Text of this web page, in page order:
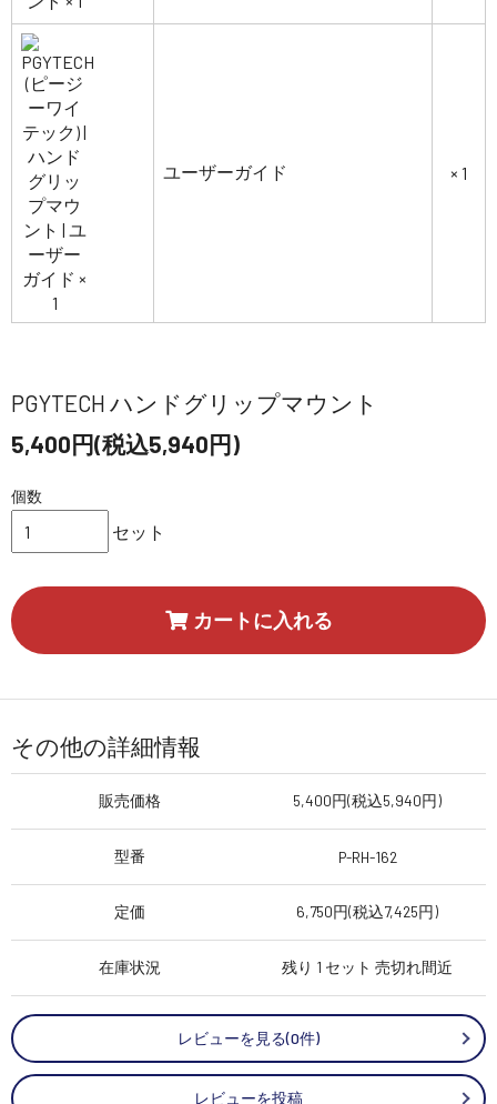
ユーザーガイド × 1
PGYTECH ハンドグリップマウント
5,400円(税込5,940円)
個数
セット
カートに入れる
その他の詳細情報
販売価格 5,400円(税込5,940円)
型番 P-RH-162
定価 6,750円(税込7,425円)
在庫状況 残り 1 セット 売切れ間近
レビューを見る(0件)
レビューを投稿